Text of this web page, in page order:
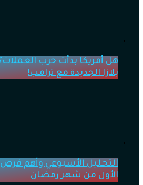
هل أمريكا بدأت حرب العملات؟
بلازا الجديدة مع ترامب!
التحليل الأسبوعي وأهم فرص
الأول من شهر رمضان